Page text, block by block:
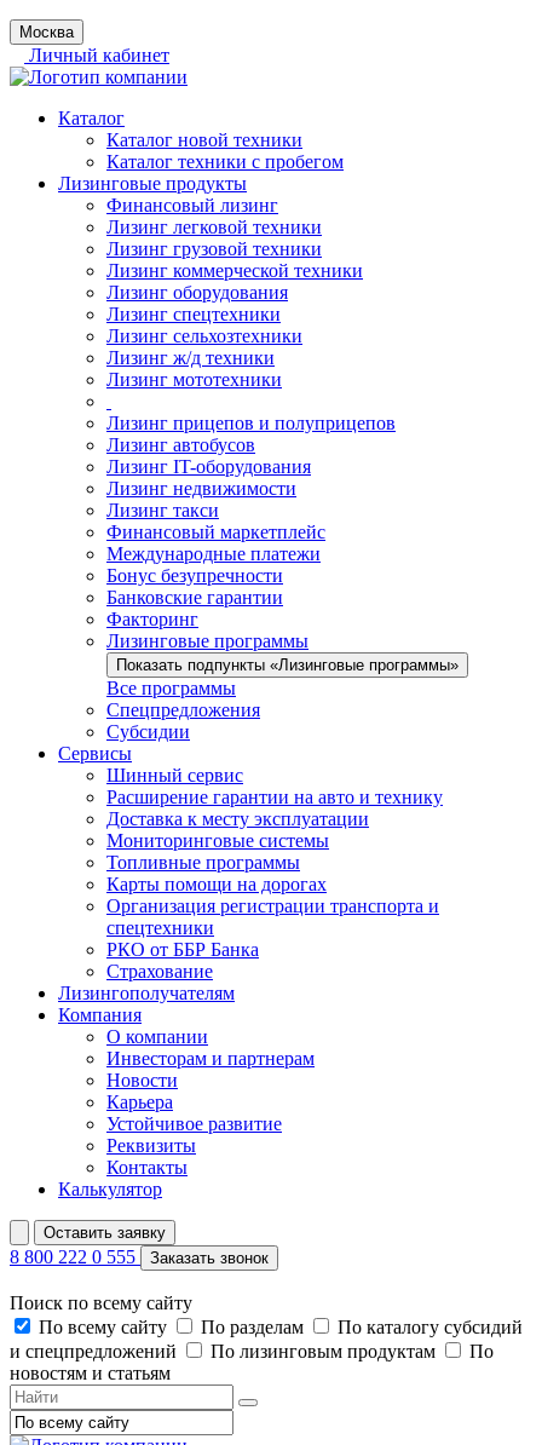
Москва
Личный кабинет
Каталог
Каталог новой техники
Каталог техники с пробегом
Лизинговые продукты
Финансовый лизинг
Лизинг легковой техники
Лизинг грузовой техники
Лизинг коммерческой техники
Лизинг оборудования
Лизинг спецтехники
Лизинг сельхозтехники
Лизинг ж/д техники
Лизинг мототехники
Лизинг прицепов и полуприцепов
Лизинг автобусов
Лизинг IT-оборудования
Лизинг недвижимости
Лизинг такси
Финансовый маркетплейс
Международные платежи
Бонус безупречности
Банковские гарантии
Факторинг
Лизинговые программы
Показать подпункты «Лизинговые программы»
Все программы
Спецпредложения
Субсидии
Сервисы
Шинный сервис
Расширение гарантии на авто и технику
Доставка к месту эксплуатации
Мониторинговые системы
Топливные программы
Карты помощи на дорогах
Организация регистрации транспорта и
спецтехники
РКО от ББР Банка
Страхование
Лизингополучателям
Компания
О компании
Инвесторам и партнерам
Новости
Карьера
Устойчивое развитие
Реквизиты
Контакты
Калькулятор
Оставить заявку
8 800 222 0 555 Заказать звонок
Поиск по всему сайту
По всему сайту
По разделам
По каталогу субсидий
и спецпредложений
По лизинговым продуктам
По
новостям и статьям